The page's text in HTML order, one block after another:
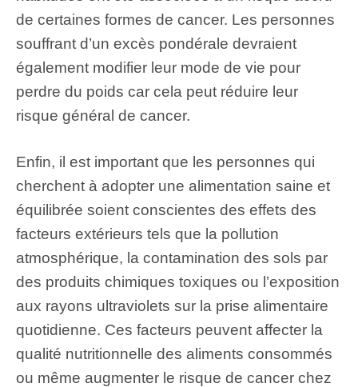
de certaines formes de cancer. Les personnes
souffrant d’un excès pondérale devraient
également modifier leur mode de vie pour
perdre du poids car cela peut réduire leur
risque général de cancer.
Enfin, il est important que les personnes qui
cherchent à adopter une alimentation saine et
équilibrée soient conscientes des effets des
facteurs extérieurs tels que la pollution
atmosphérique, la contamination des sols par
des produits chimiques toxiques ou l’exposition
aux rayons ultraviolets sur la prise alimentaire
quotidienne. Ces facteurs peuvent affecter la
qualité nutritionnelle des aliments consommés
ou même augmenter le risque de cancer chez